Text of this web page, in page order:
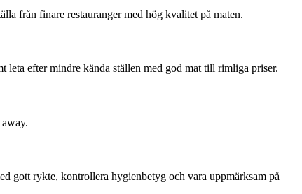
från finare restauranger med hög kvalitet på maten.
leta efter mindre kända ställen med god mat till rimliga priser.
gott rykte, kontrollera hygienbetyg och vara uppmärksam på